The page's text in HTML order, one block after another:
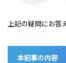
上記の疑問にお答
本記事の内容